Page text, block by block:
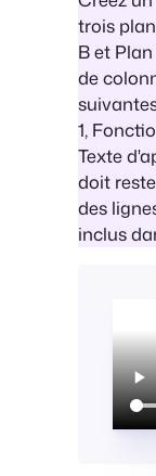
trois
B et
de
1,
Texte
doit
des
inclus